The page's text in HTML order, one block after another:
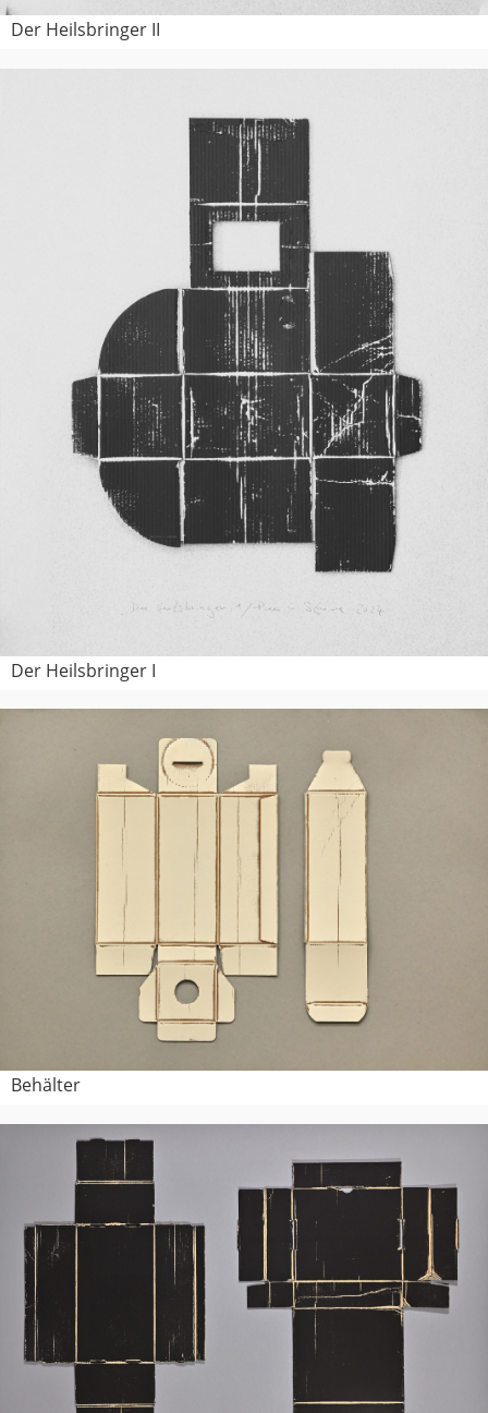
Der Heilsbringer II
Der Heilsbringer I
Behälter